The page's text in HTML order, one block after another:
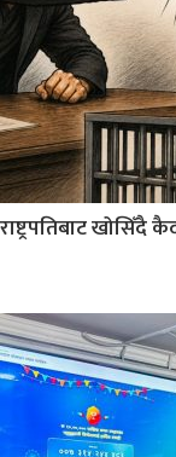
राष्ट्रपतिबाट खोसिँदै